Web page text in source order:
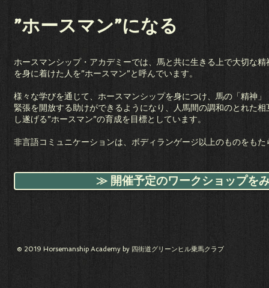
”ホースマン”になる
ホースマンシップ・アカデミーでは、馬と共に生きる上で大切な
を身に着けた人を”ホースマン”と呼んでいます。
様々な学びを通じて、ホースマンシップを身につけ、馬の「精神
緊張を開放する助けができるようになり、人馬間の調和のとれた
し遂げる”ホースマン”の育成を目標としています。
非言語コミュニケーションは、ボディランゲージ以上のものをもた
≫ 開催予定のワークショップを
© 2019 Horsemanship Academy by 四街道グリーンヒル乗馬クラブ